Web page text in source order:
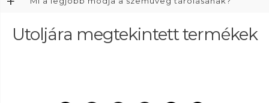
Utoljára megtekintett termékek